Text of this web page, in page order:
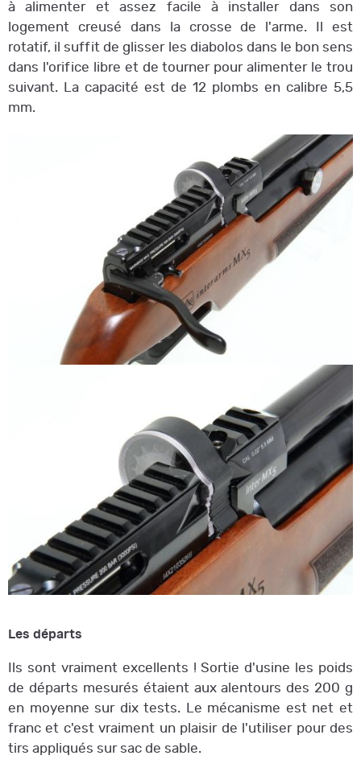
à alimenter et assez facile à installer dans son
logement creusé dans la crosse de l'arme. Il est
rotatif, il suffit de glisser les diabolos dans le bon sens
dans l'orifice libre et de tourner pour alimenter le trou
suivant. La capacité est de 12 plombs en calibre 5,5
mm.
Les départs
Ils sont vraiment excellents ! Sortie d'usine les poids
de départs mesurés étaient aux alentours des 200 g
en moyenne sur dix tests. Le mécanisme est net et
franc et c'est vraiment un plaisir de l'utiliser pour des
tirs appliqués sur sac de sable.